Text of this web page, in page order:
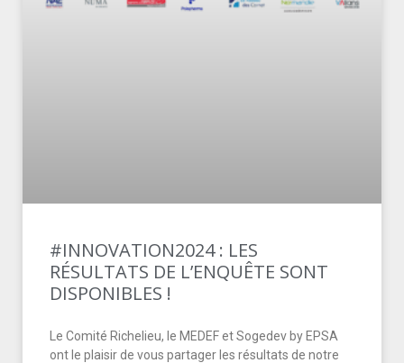
#INNOVATION2024 : LES
RÉSULTATS DE L’ENQUÊTE SONT
DISPONIBLES !
Le Comité Richelieu, le MEDEF et Sogedev by EPSA
ont le plaisir de vous partager les résultats de notre